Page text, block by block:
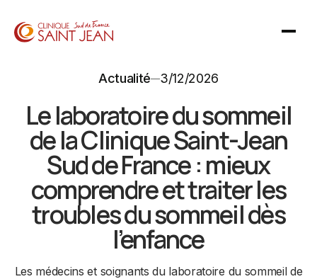
Actualité 3/12/2026
Le laboratoire du sommeil
de la Clinique Saint-Jean
Sud de France : mieux
comprendre et traiter les
troubles du sommeil dès
l’enfance
Les médecins et soignants du laboratoire du sommeil de